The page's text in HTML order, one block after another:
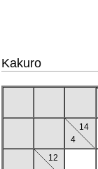
Kakuro
14
4
12